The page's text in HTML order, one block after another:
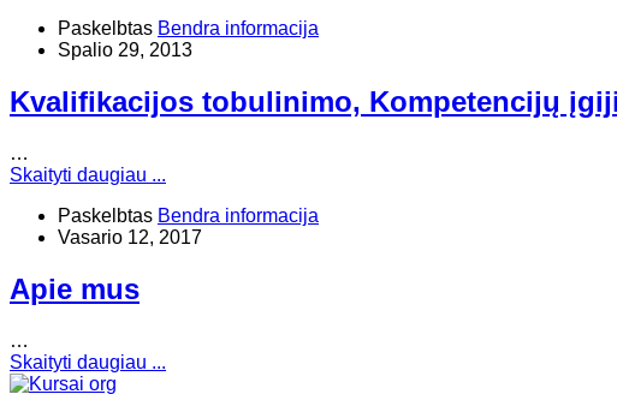
Paskelbtas Bendra informacija
Spalio 29, 2013
Kvalifikacijos tobulinimo, Kompetencijų
…
Skaityti daugiau ...
Paskelbtas Bendra informacija
Vasario 12, 2017
Apie mus
…
Skaityti daugiau ...